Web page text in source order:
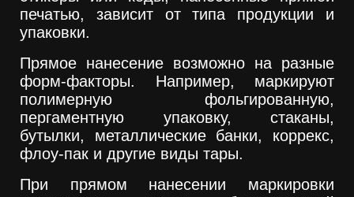
печатью, зависит от типа продукции и
упаковки.
Прямое нанесение возможно на разные
форм-факторы. Например, маркируют
полимерную фольгированную,
пергаментную упаковку, стаканы,
бутылки, металлические банки, коррекс,
флоу-пак и другие виды тары.
При прямом нанесении маркировки